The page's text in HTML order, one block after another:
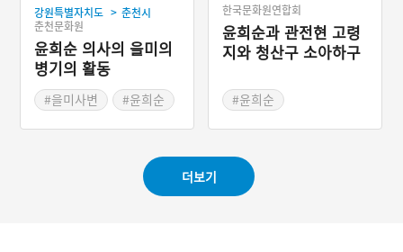
강원특별자치도 > 춘천시
춘천문화원
윤희순 의사의 을미의
병기의 활동
#을미사변
#윤희순
한국문화원연합회
윤희순과 관전현 고령
지와 청산구 소아하구
#윤희순
#관전현 소고령지
#관전현 청산구
더보기